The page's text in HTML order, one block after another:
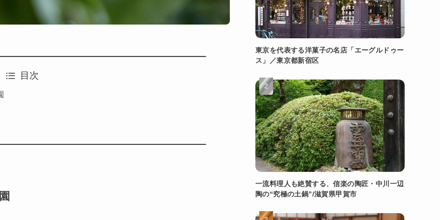
目次
東京を代表する洋菓子の名店「エーグルドゥー
ス」／東京都新宿区
一流料理人も絶賛する、信楽の陶匠・中川一辺
陶の“究極の土鍋”/滋賀県甲賀市